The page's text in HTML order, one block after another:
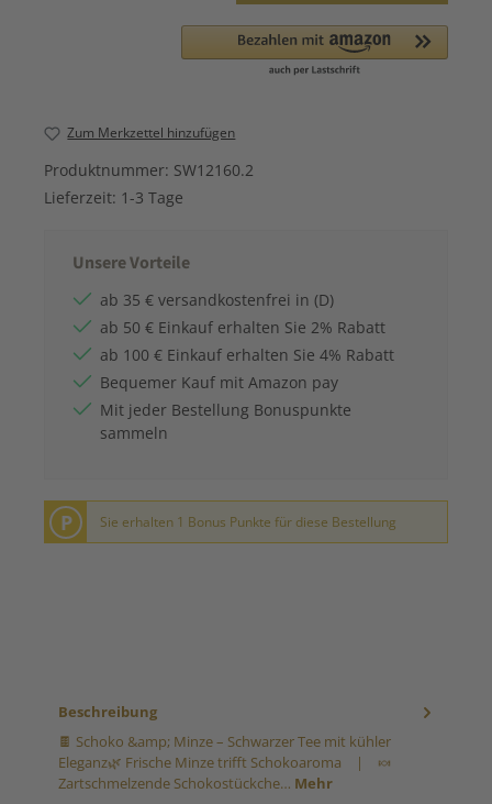
Zum Merkzettel hinzufügen
Produktnummer: SW12160.2
Lieferzeit: 1-3 Tage
Unsere Vorteile
ab 35 € versandkostenfrei in (D)
ab 50 € Einkauf erhalten Sie 2% Rabatt
ab 100 € Einkauf erhalten Sie 4% Rabatt
Bequemer Kauf mit Amazon pay
Mit jeder Bestellung Bonuspunkte
sammeln
P Sie erhalten 1 Bonus Punkte für diese Bestellung
Beschreibung
🍫 Schoko &amp; Minze – Schwarzer Tee mit kühler
Eleganz🌿 Frische Minze trifft Schokoaroma | 🍬
Zartschmelzende Schokostückche… Mehr